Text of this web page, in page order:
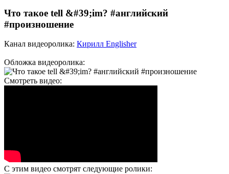
Что такое tell &#39;im? #английский
#произношение
Канал видеоролика: Кирилл Englisher
Обложка видеоролика:
Смотреть видео:
С этим видео смотрят следующие ролики: